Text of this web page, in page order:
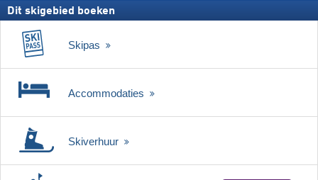
Dit skigebied boeken
Skipas
Accommodaties
Skiverhuur